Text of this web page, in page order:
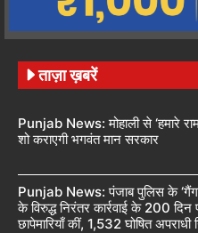
ताज़ा ख़बरें
Punjab News: मोहाली से ‘हमारे
शो कराएगी भगवंत मान सरकार
Punjab News: पंजाब पुलिस के
के विरुद्ध निरंतर कार्रवाई के 200
छापेमारियाँ कीं, 1,532 घोषित अपराधी